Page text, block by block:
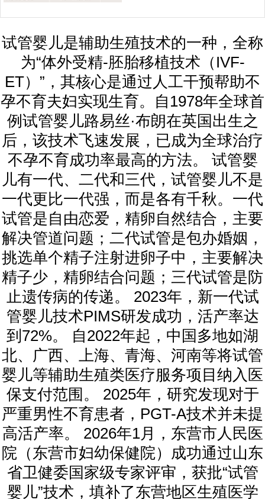
试管婴儿是辅助生殖技术的一种，全称
为“体外受精-胚胎移植技术（IVF-
ET）”，其核心是通过人工干预帮助不
孕不育夫妇实现生育。自1978年全球首
例试管婴儿路易丝·布朗在英国出生之
后，该技术飞速发展，已成为全球治疗
不孕不育成功率最高的方法。 试管婴
儿有一代、二代和三代，试管婴儿不是
一代更比一代强，而是各有千秋。一代
试管是自由恋爱，精卵自然结合，主要
解决管道问题；二代试管是包办婚姻，
挑选单个精子注射进卵子中，主要解决
精子少，精卵结合问题；三代试管是防
止遗传病的传递。 2023年，新一代试
管婴儿技术PIMS研发成功，活产率达
到72%。 自2022年起，中国多地如湖
北、广西、上海、青海、河南等将试管
婴儿等辅助生殖类医疗服务项目纳入医
保支付范围。 2025年，研究发现对于
严重男性不育患者，PGT-A技术并未提
高活产率。 2026年1月，东营市人民医
院（东营市妇幼保健院）成功通过山东
省卫健委国家级专家评审，获批“试管
婴儿”技术，填补了东营地区生殖医学